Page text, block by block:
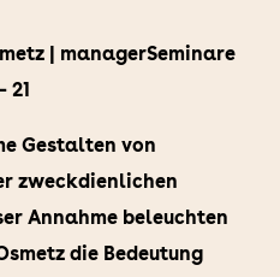
| managerSeminare
21
Gestalten von
zweckdienlichen
Annahme beleuchten
die Bedeutung